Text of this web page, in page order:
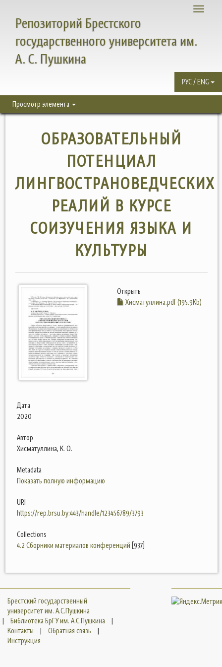
Toggle
Репозиторий Брестского
государственного университета им.
А. С. Пушкина
РУС / ENG
Просмотр элемента
ОБРАЗОВАТЕЛЬНЫЙ
ПОТЕНЦИАЛ
ЛИНГВОСТРАНОВЕДЧЕСКИХ
РЕАЛИЙ В КУРСЕ
СОИЗУЧЕНИЯ ЯЗЫКА И
КУЛЬТУРЫ
Открыть
Хисматуллина.pdf (195.9Kb)
Дата
2020
Автор
Хисматуллина, К. О.
Metadata
Показать полную информацию
URI
https://rep.brsu.by:443/handle/123456789/3793
Collections
4.2 Сборники материалов конференций [937]
Брестский государственный
университет им. А.С.Пушкина
|
Библиотека БрГУ им. А.С.Пушкина
|
Контакты
| Обратная связь
|
Инструкция